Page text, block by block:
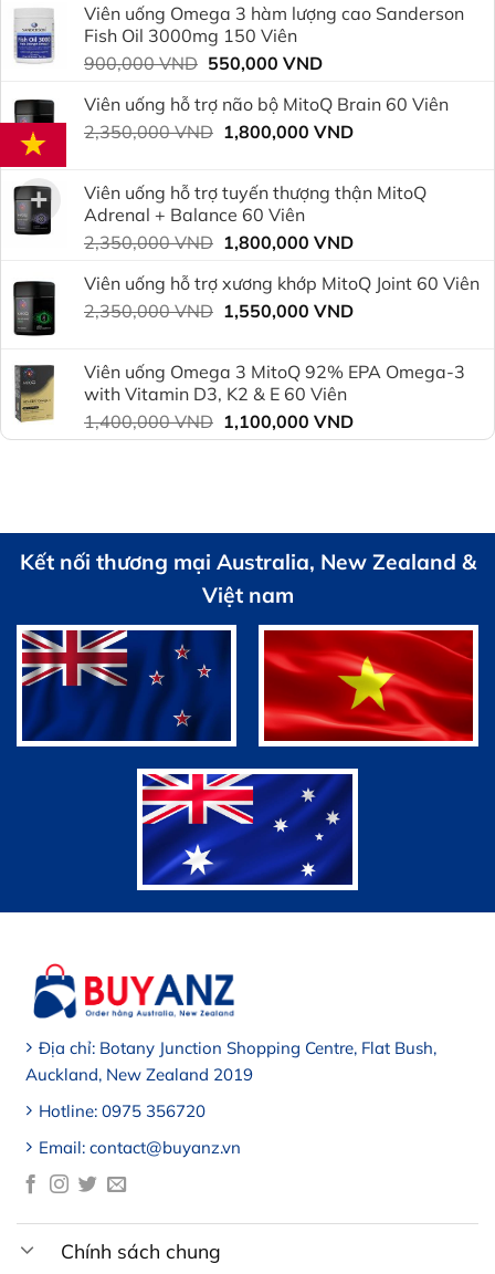
là:
750,000 VND.
tại
600,000 VND.
Viên uống Omega 3 hàm lượng cao Sanderson
Fish Oil 3000mg 150 Viên
900,000VND Giá
là:
900,000 VND.
550,000 VNDGiá
tại
là:
Viên uống hỗ trợ não bộ MitoQ Brain 60 Viên
2,350,000VND Giá
2,350,000 VND.
1,800,000 VNDGiá
là:
Viên uống hỗ trợ tuyến thượng thận MitoQ
Adrenal + Balance 60 Viên
2,350,000VND Giá
là:
2,350,000 VND.
1,800,000 VNDGiá
tại
là:
Viên uống hỗ trợ xương khớp MitoQ Joint 60 Viên
2,350,000VND Giá
2,350,000 VND.
1,550,000 VNDGiá
là:
Viên uống Omega 3 MitoQ 92% EPA Omega-3
with Vitamin D3, K2 & E 60 Viên
1,400,000VND Giá
gốc
1,100,000 VNDGiá
hiện
Kết nối thương mại Australia, New Zealand &
Việt nam
Địa chỉ: Botany Junction Shopping Centre, Flat Bush,
Auckland, New Zealand 2019
Hotline: 0975 356720
Email: contact@buyanz.vn
Chính sách chung